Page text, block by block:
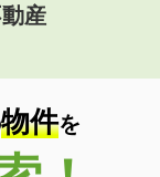
香取町１
産
物件を